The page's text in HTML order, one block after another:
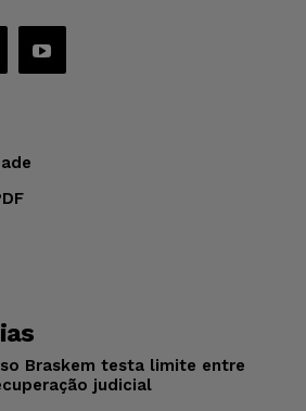
Braskem testa limite entre
judicial